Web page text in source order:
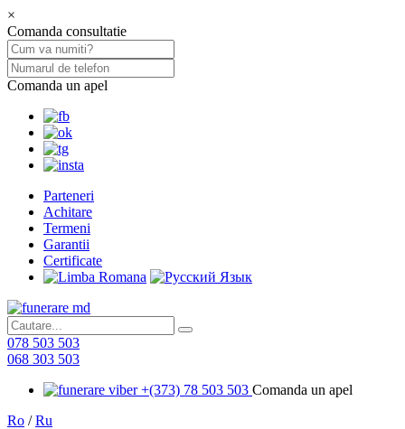
×
Comanda consultatie
Comanda un apel
Parteneri
Achitare
Termeni
Garantii
Certificate
078 503 503
068 303 503
+(373) 78 503 503 Comanda un apel
Ro /Ru